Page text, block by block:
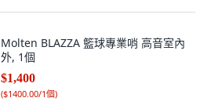
Molten BLAZZA 籃球專業哨 高音室內
外, 1個
$1,400
($1400.00/1個)